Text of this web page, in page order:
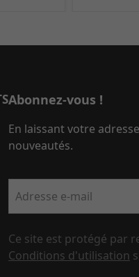
Abonnez-vous !
En laissant votre
nouveautés.
Adresse e-mail
Ce site est protégé par
Conditions d'utilisation